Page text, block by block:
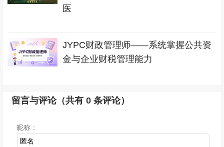
医
JYPC财政管理师——系统掌握公共资
金与企业财税管理能力
留言与评论（共有0 条评论）
昵称：